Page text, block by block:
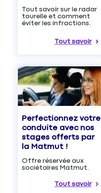
Tout savoir sur le radar
tourelle et comment
éviter les infractions.
Tout savoir
Perfectionnez votre
conduite avec nos
stages offerts par
la Matmut !
Offre réservée aux
sociétaires Matmut.
Tout savoir